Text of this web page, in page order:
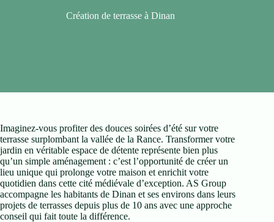
Création de terrasse à Dinan
Imaginez-vous profiter des douces soirées d’été sur votre
terrasse surplombant la vallée de la Rance. Transformer votre
jardin en véritable espace de détente représente bien plus
qu’un simple aménagement : c’est l’opportunité de créer un
lieu unique qui prolonge votre maison et enrichit votre
quotidien dans cette cité médiévale d’exception. AS Group
accompagne les habitants de Dinan et ses environs dans leurs
projets de terrasses depuis plus de 10 ans avec une approche
conseil qui fait toute la différence.